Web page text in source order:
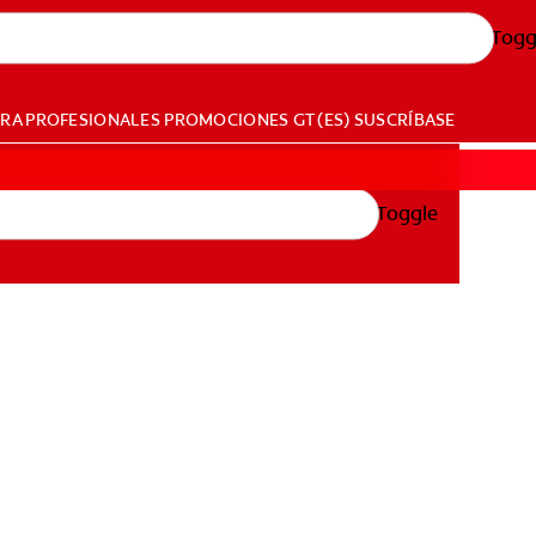
PROFESIONALES PROMOCIONES GT (ES) SUSCRÍBASE
Toggle